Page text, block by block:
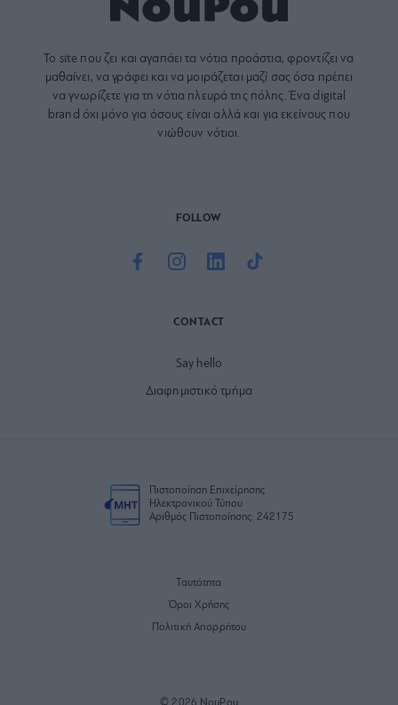
Το site που ζει και αγαπάει τα νότια προάστια, φροντίζει να
μαθαίνει, να γράφει και να μοιράζεται μαζί σας όσα πρέπει
να γνωρίζετε για τη νότια πλευρά της πόλης. Ένα digital
brand όχι μόνο για όσους είναι αλλά και για εκείνους που
νιώθουν νότιοι.
FOLLOW
CONTACT
Say hello
Διαφημιστικό τμήμα
Πιστοποίηση Επιχείρησης
Ηλεκτρονικού Τύπου
Αριθμός Πιστοποίησης: 242175
Ταυτότητα
Όροι Χρήσης
Πολιτική Απορρήτου